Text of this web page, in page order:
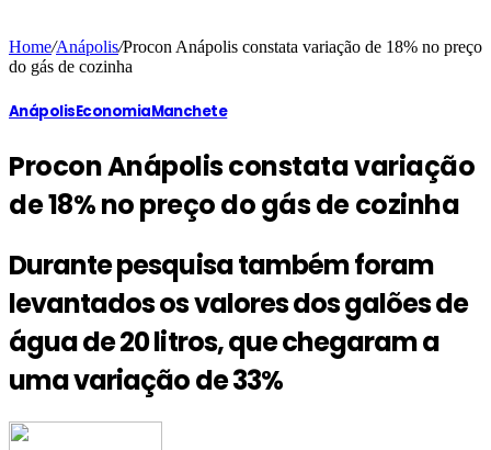
Home/Anápolis/Procon Anápolis constata variação de 18% no preço
do gás de cozinha
AnápolisEconomiaManchete
Procon Anápolis constata variação
de 18% no preço do gás de cozinha
Durante pesquisa também foram
levantados os valores dos galões de
água de 20 litros, que chegaram a
uma variação de 33%